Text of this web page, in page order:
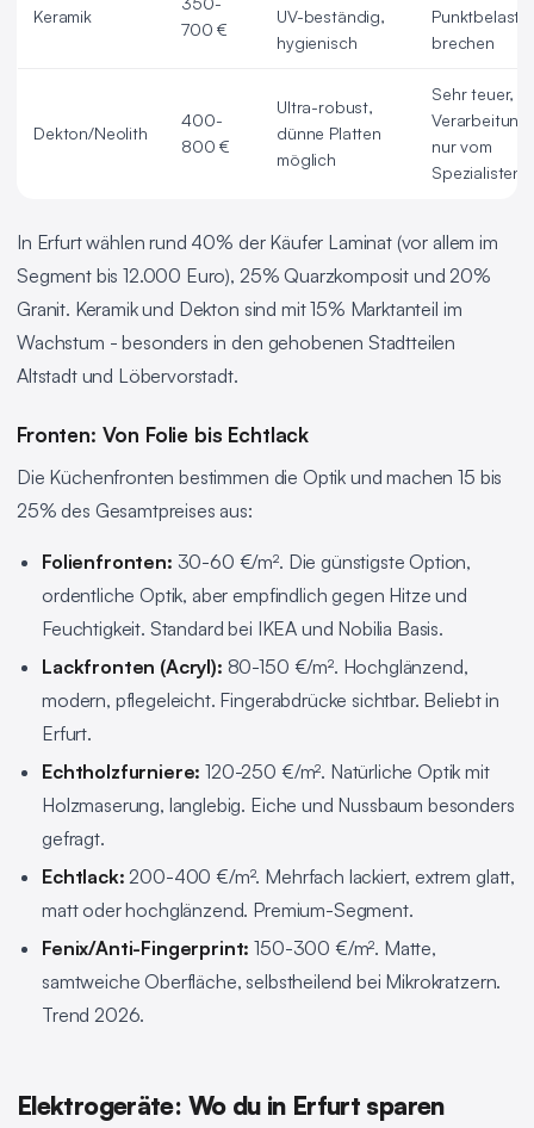
Keramik
700 €
UV-beständig,
hygienisch
brechen
Dekton/Neolith
400-
800 €
Ultra-robust,
dünne Platten
möglich
Sehr teuer,
Verarbeitung
nur vom
Spezialisten
In Erfurt wählen rund 40% der Käufer Laminat (vor allem im
Segment bis 12.000 Euro), 25% Quarzkomposit und 20%
Granit. Keramik und Dekton sind mit 15% Marktanteil im
Wachstum - besonders in den gehobenen Stadtteilen
Altstadt und Löbervorstadt.
Fronten: Von Folie bis Echtlack
Die Küchenfronten bestimmen die Optik und machen 15 bis
25% des Gesamtpreises aus:
Folienfronten: 30-60 €/m². Die günstigste Option,
ordentliche Optik, aber empfindlich gegen Hitze und
Feuchtigkeit. Standard bei IKEA und Nobilia Basis.
Lackfronten (Acryl): 80-150 €/m². Hochglänzend,
modern, pflegeleicht. Fingerabdrücke sichtbar. Beliebt in
Erfurt.
Echtholzfurniere: 120-250 €/m². Natürliche Optik mit
Holzmaserung, langlebig. Eiche und Nussbaum besonders
gefragt.
Echtlack: 200-400 €/m². Mehrfach lackiert, extrem glatt,
matt oder hochglänzend. Premium-Segment.
Fenix/Anti-Fingerprint: 150-300 €/m². Matte,
samtweiche Oberfläche, selbstheilend bei Mikrokratzern.
Trend 2026.
Elektrogeräte: Wo du in Erfurt sparen